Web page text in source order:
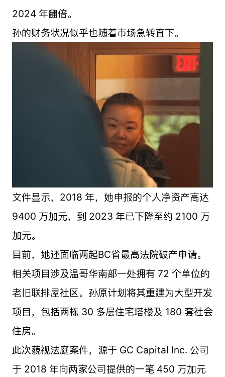
2024 年翻倍。
孙的财务状况似乎也随着市场急转直下。
文件显示，2018 年，她申报的个人净资产高达
9400 万加元，到 2023 年已下降至约 2100 万
加元。
目前，她还面临两起BC省最高法院破产申请。
相关项目涉及温哥华南部一处拥有 72 个单位的
老旧联排屋社区。孙原计划将其重建为大型开发
项目，包括两栋 30 多层住宅塔楼及 180 套社会
住房。
此次藐视法庭案件，源于 GC Capital Inc. 公司
于 2018 年向两家公司提供的一笔 450 万加元